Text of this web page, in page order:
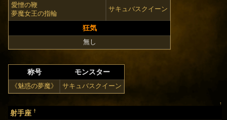
愛憎の鞭
夢魔女王の指輪
サキュバスクイーン
狂気
無し
称号 モンスター
《魅惑の夢魔》 サキュバスクイーン
↑
射手座 †